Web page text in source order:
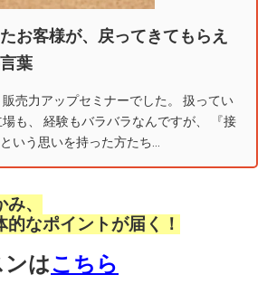
お客様が、戻ってきてもらえ
葉
売力アップセミナーでした。 扱ってい
も、 経験もバラバラなんですが、 『接
いう思いを持った方たち...
、
なポイントが届く！
ンはこちら